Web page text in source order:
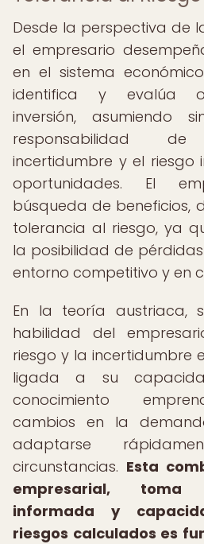
Desde la perspectiva de
el empresario
en el sistema
identifica y evalúa
inversión, asumiendo
responsabilidad
incertidumbre y el riesgo
oportunidades. El
búsqueda de beneficios,
tolerancia al riesgo, ya
la posibilidad de
entorno competitivo y en
En la teoría austriaca,
habilidad del
riesgo y la incertidumbre
ligada a su
conocimiento
cambios en la
adaptarse
circunstancias. Esta
empresarial, toma
informada y
riesgos calculados es